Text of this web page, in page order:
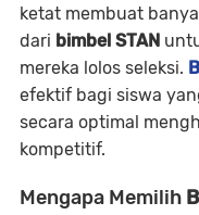
ketat membuat
dari bimbel STAN
mereka lolos seleksi.
efektif bagi siswa
secara optimal
kompetitif.
Mengapa Memilih